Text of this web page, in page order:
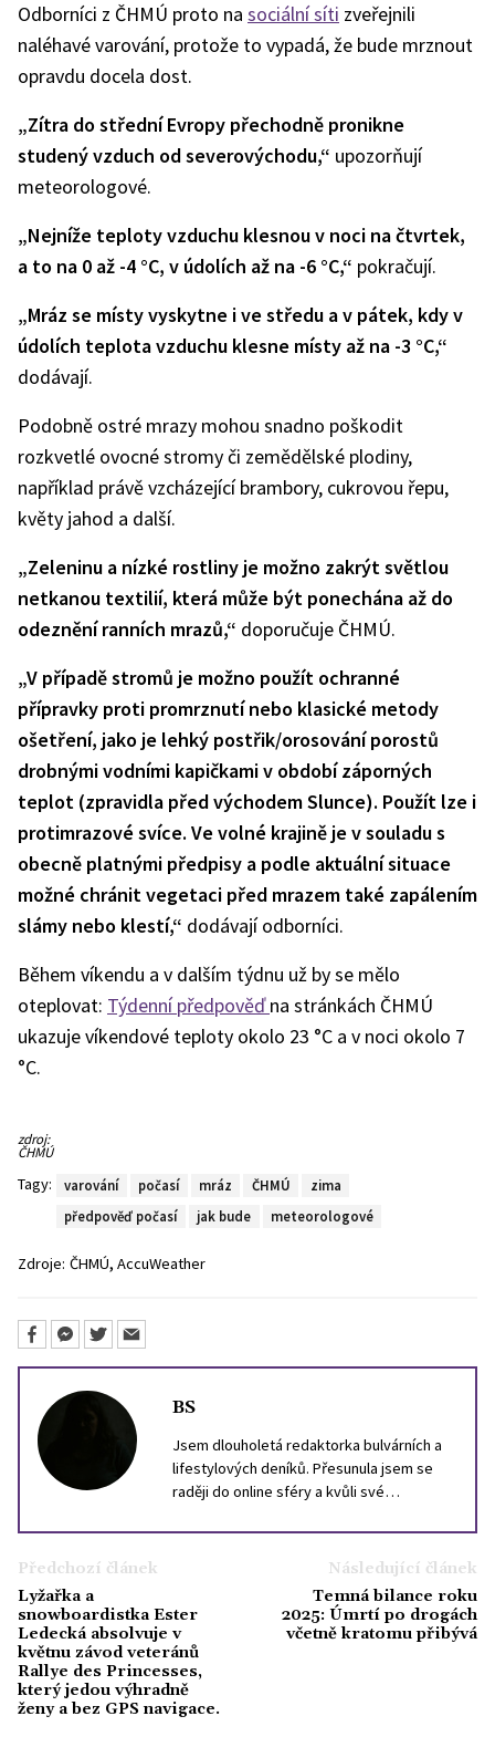
Odborníci z ČHMÚ proto na sociální síti zveřejnili
naléhavé varování, protože to vypadá, že bude mrznout
opravdu docela dost.
„Zítra do střední Evropy přechodně pronikne
studený vzduch od severovýchodu,“ upozorňují
meteorologové.
„Nejníže teploty vzduchu klesnou v noci na čtvrtek,
a to na 0 až -4 °C, v údolích až na -6 °C,“ pokračují.
„Mráz se místy vyskytne i ve středu a v pátek, kdy v
údolích teplota vzduchu klesne místy až na -3 °C,“
dodávají.
Podobně ostré mrazy mohou snadno poškodit
rozkvetlé ovocné stromy či zemědělské plodiny,
například právě vzcházející brambory, cukrovou řepu,
květy jahod a další.
„Zeleninu a nízké rostliny je možno zakrýt světlou
netkanou textilií, která může být ponechána až do
odeznění ranních mrazů,“ doporučuje ČHMÚ.
„V případě stromů je možno použít ochranné
přípravky proti promrznutí nebo klasické metody
ošetření, jako je lehký postřik/orosování porostů
drobnými vodními kapičkami v období záporných
teplot (zpravidla před východem Slunce). Použít lze i
protimrazové svíce. Ve volné krajině je v souladu s
obecně platnými předpisy a podle aktuální situace
možné chránit vegetaci před mrazem také zapálením
slámy nebo klestí,“ dodávají odborníci.
Během víkendu a v dalším týdnu už by se mělo
oteplovat: Týdenní předpověďna stránkách ČHMÚ
ukazuje víkendové teploty okolo 23 °C a v noci okolo 7
°C.
zdroj:
ČHMÚ
Tagy: varování počasí mráz ČHMÚ
zima
předpověď počasí
jak bude meteorologové
Zdroje: ČHMÚ, AccuWeather
BS
Jsem dlouholetá redaktorka bulvárních a
lifestylových deníků. Přesunula jsem se
raději do online sféry a kvůli své
jménem ani tváří nechlubím. Stejně se není
na co koukat. Mám ráda kočky, svůj skútr a
Předchozí článek
Lyžařka a
snowboardistka Ester
Ledecká absolvuje v
květnu závod veteránů
Rallye des Princesses,
který jedou výhradně
ženy a bez GPS navigace.
Následující článek
Temná bilance roku
2025: Úmrtí po drogách
včetně kratomu přibývá